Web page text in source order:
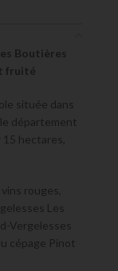
Boutières
fruité
située dans
département
15 hectares,
rouges,
Les
Vergelesses
cépage Pinot